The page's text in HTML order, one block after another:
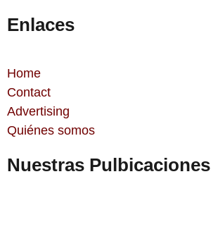
Enlaces
Home
Contact
Advertising
Quiénes somos
Nuestras Pulbicaciones